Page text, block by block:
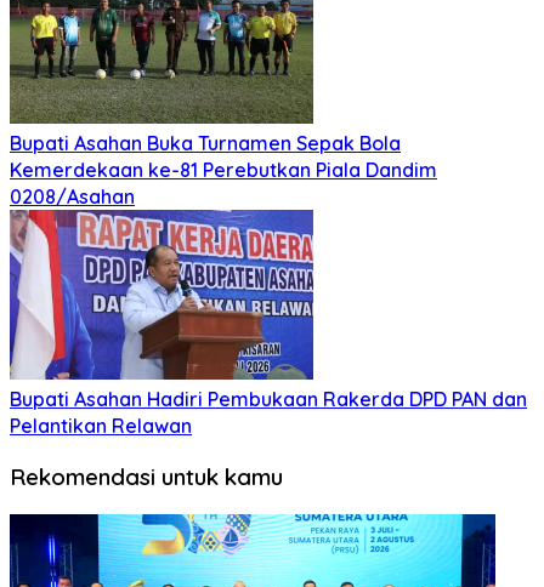
Bupati Asahan Buka Turnamen Sepak Bola
Kemerdekaan ke-81 Perebutkan Piala Dandim
0208/Asahan
Bupati Asahan Hadiri Pembukaan Rakerda DPD PAN dan
Pelantikan Relawan
Rekomendasi untuk kamu